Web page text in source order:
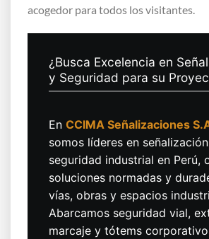
acogedor para todos los visitantes.
¿Busca Excelencia en
y Seguridad para su
En CCIMA Señalizaciones
somos líderes en
seguridad industrial en Perú,
soluciones normadas y
vías, obras y espacios
Abarcamos seguridad vial,
marcaje y tótems